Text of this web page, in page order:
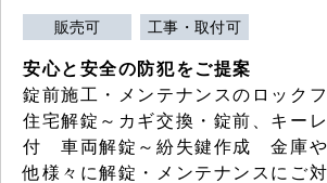
販売可 工事・取付可
安心と安全の防犯をご提案
錠前施工・メンテナンスのロック
住宅解錠～カギ交換・錠前、キー
付 車両解錠～紛失鍵作成 金庫や
他様々に解錠・メンテナンスにご対